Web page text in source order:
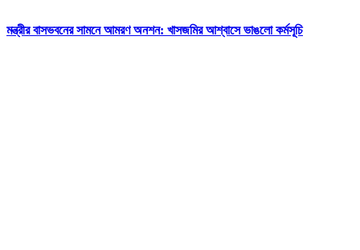
মন্ত্রীর বাসভবনের সামনে আমরণ অনশন: খাসজমির আশ্বাসে ভাঙলো কর্মসূচি